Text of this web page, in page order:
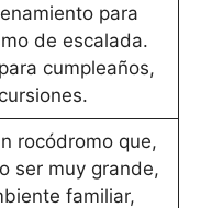
para
de escalada.
cumpleaños,
rocódromo que,
ser muy grande,
familiar,